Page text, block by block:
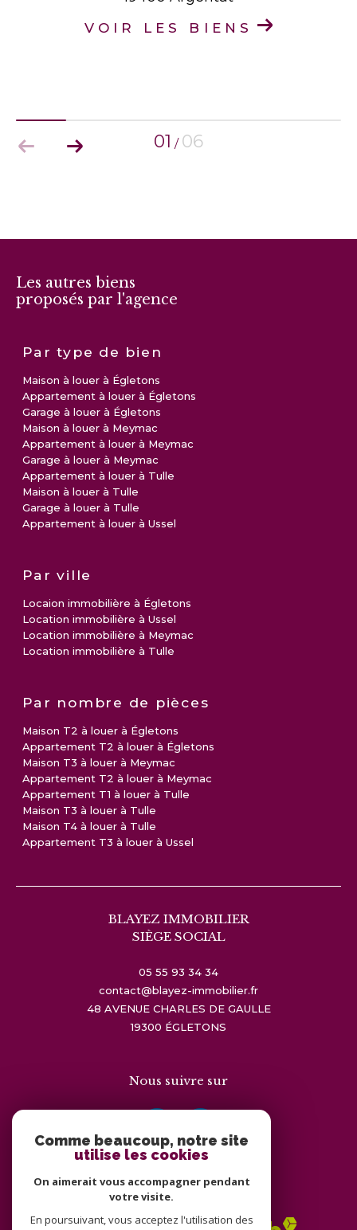
VOIR LES BIENS
01 / 06
Les autres biens
proposés par l'agence
Par type de bien
Maison à louer à Égletons
Appartement à louer à Égletons
Garage à louer à Égletons
Maison à louer à Meymac
Appartement à louer à Meymac
Garage à louer à Meymac
Appartement à louer à Tulle
Maison à louer à Tulle
Garage à louer à Tulle
Appartement à louer à Ussel
Par ville
Locaion immobilière à Égletons
Location immobilière à Ussel
Location immobilière à Meymac
Location immobilière à Tulle
Par nombre de pièces
Maison T2 à louer à Égletons
Appartement T2 à louer à Égletons
Maison T3 à louer à Meymac
Appartement T2 à louer à Meymac
Appartement T1 à louer à Tulle
Maison T3 à louer à Tulle
Maison T4 à louer à Tulle
Appartement T3 à louer à Ussel
BLAYEZ IMMOBILIER
SIÈGE SOCIAL
05 55 93 34 34
contact@blayez-immobilier.fr
48 AVENUE CHARLES DE GAULLE
19300
ÉGLETONS
Nous suivre sur
Adhérents
Comme beaucoup, notre site
utilise les cookies
On aimerait vous accompagner pendant
votre visite.
En poursuivant, vous acceptez l'utilisation des